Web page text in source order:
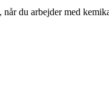
du arbejder med